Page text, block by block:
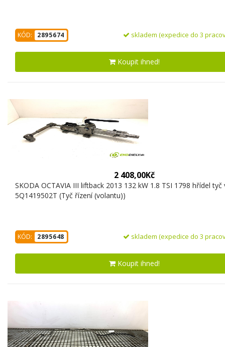
KÓD: 2895674 skladem (expedice do 3
Koupit ihned!
2 408,00Kč
SKODA OCTAVIA III liftback 2013 132 kW 1.8 TSI 1798 hřídel
5Q1419502T (Tyč řízení (volantu))
KÓD: 2895648 skladem (expedice do 3
Koupit ihned!